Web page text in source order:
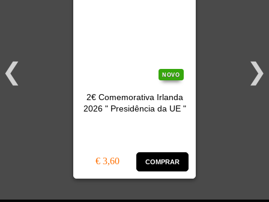
NOVO
2€ Comemorativa Irlanda
2026 " Presidência da UE "
€ 3,60 COMPRAR